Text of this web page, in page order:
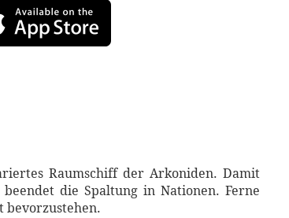
Raumschiff der Arkoniden. Damit
die Spaltung in Nationen. Ferne
bevorzustehen.